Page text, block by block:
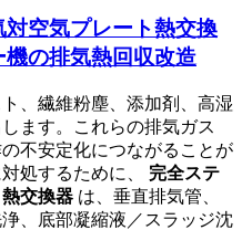
空気プレート熱交換
の排気熱回収改造
、繊維粉塵、添加剤、高湿
ます。これらの排気ガス
不安定化につながることが
処するために、 完全ステ
交換器 は、垂直排気管、
、底部凝縮液／スラッジ沈